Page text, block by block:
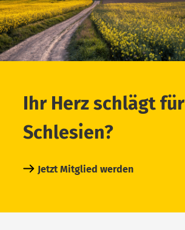
Ihr Herz schlägt für
Schlesien?
Jetzt Mitglied werden